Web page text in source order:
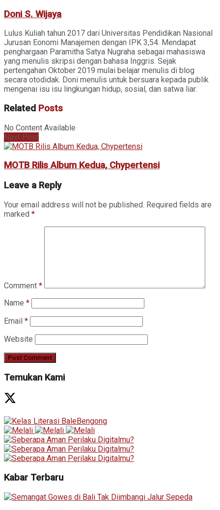
Doni S. Wijaya
Lulus Kuliah tahun 2017 dari Universitas Pendidikan Nasional
Jurusan Eonomi Manajemen dengan IPK 3,54. Mendapat
penghargaan Paramitha Satya Nugraha sebagai mahasiswa
yang menulis skripsi dengan bahasa Inggris. Sejak
pertengahan Oktober 2019 mulai belajar menulis di blog
secara otodidak. Doni menulis untuk bersuara kepada publik
mengenai isu isu lingkungan hidup, sosial, dan satwa liar.
Related Posts
No Content Available
Next Post
MOTB Rilis Album Kedua, Chypertensi
Leave a Reply
Your email address will not be published. Required fields are
marked *
Comment *
Name *
Email *
Website
Temukan Kami
Kabar Terbaru